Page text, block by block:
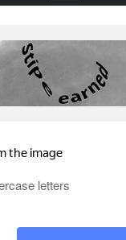
Петербург, ул.
№ 20, литер Я, оф.
© , 2026. Все права
обработку